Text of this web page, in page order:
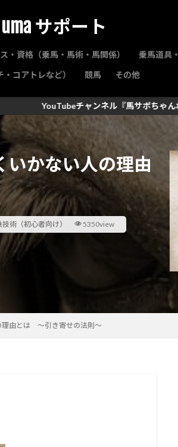
サポート
・資格（乗馬・馬術・馬関係）
乗馬道具
コアトレなど）
競馬 その他
ネル『馬サポちゃんねる ～馬の予備校～』
いかない人の理由
術（初心者向け） 5350view
理由とは ～引き寄せの法則～